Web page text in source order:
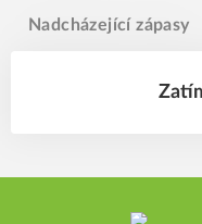
Nadcházející zápasy